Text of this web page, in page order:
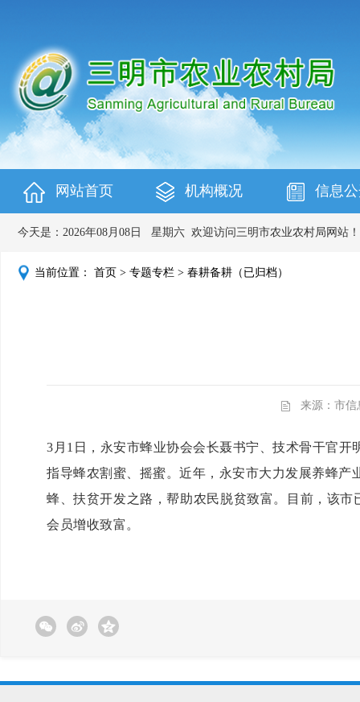
网站首页 机构概况 信息
今天是： 2026年08月08日 星期六 欢迎访问三明市农业农村局网站！
当前位置： 首页 > 专题专栏 > 春耕备耕（已归档）
来源：市信
3月1日，永安市蜂业协会会长聂书宁、技术骨干官
指导蜂农割蜜、摇蜜。近年，永安市大力发展养蜂
蜂、扶贫开发之路，帮助农民脱贫致富。目前，该
会员增收致富。